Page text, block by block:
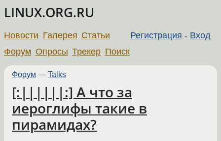
LINUX.ORG.RU
Регистрация - Вход
Новости Галерея Статьи
Форум Опросы Трекер Поиск
Форум — Talks
[:||||||:] А что за
иероглифы такие в
пирамидах?